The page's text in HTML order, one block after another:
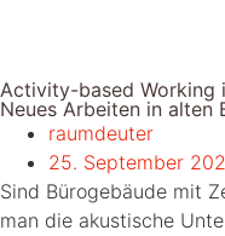
Activity-based Working
Neues Arbeiten in alten
raumdeuter
25. September
Sind Bürogebäude mit
man die akustische